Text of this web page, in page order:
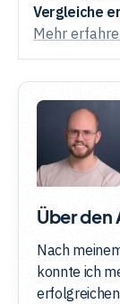
Vergleiche
Mehr
Über den
Nach
konnte ich